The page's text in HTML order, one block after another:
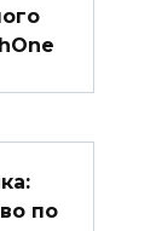
по